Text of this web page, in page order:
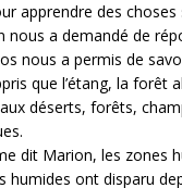
apprendre des
nous a demandé de
nous a permis de
que l’étang, la forêt
déserts, forêts,
dit Marion, les zones
humides ont disparu